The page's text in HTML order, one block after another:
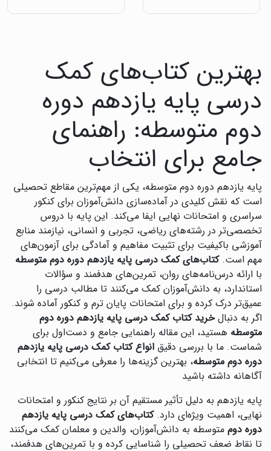
بهترین کتاب‌های کمک
درسی پایه یازدهم دوره
دوم متوسطه: راهنمای
جامع برای انتخاب
پایه یازدهم دوره دوم متوسطه، یکی از مهم‌ترین مقاطع تحصیلی
است که نقش کلیدی در آماده‌سازی دانش‌آموزان برای کنکور
سراسری و امتحانات نهایی ایفا می‌کند. این پایه با دروس
تخصصی‌تر در رشته‌های ریاضی، تجربی و انسانی، نیازمند منابع
آموزشی باکیفیت برای تثبیت مفاهیم و آمادگی برای آزمون‌های
مهم است.کتاب‌های کمک درسی پایه یازدهم دوره دوم متوسطه
با ارائه درس‌نامه‌های روان، تمرین‌های هدفمند و سؤالات
استاندارد، به دانش‌آموزان کمک می‌کنند تا مطالب درسی را
عمیق‌تر درک کرده و برای امتحانات پایان ترم و کنکور آماده شوند.
اگر به دنبالخرید کتاب کمک درسی پایه یازدهم دوره دوم
متوسطه هستید، این مقاله راهنمایی جامع و دست‌اول برای
شماست. ما با بررسی دقیق انواع کتاب کمک درسی پایه یازدهم
دوره دوم متوسطه، بهترین گزینه‌ها را معرفی می‌کنیم تا انتخابی
آگاهانه داشته باشید
پایه یازدهم به دلیل تأثیر مستقیم آن بر نتایج کنکور و امتحانات
نهایی، اهمیت ویژه‌ای دارد.کتاب‌های کمک درسی پایه یازدهم
دوره دوم متوسطه به دانش‌آموزان، والدین و معلمان کمک می‌کنند
تا نقاط ضعف تحصیلی را شناسایی کرده و با تمرین‌های هدفمند،